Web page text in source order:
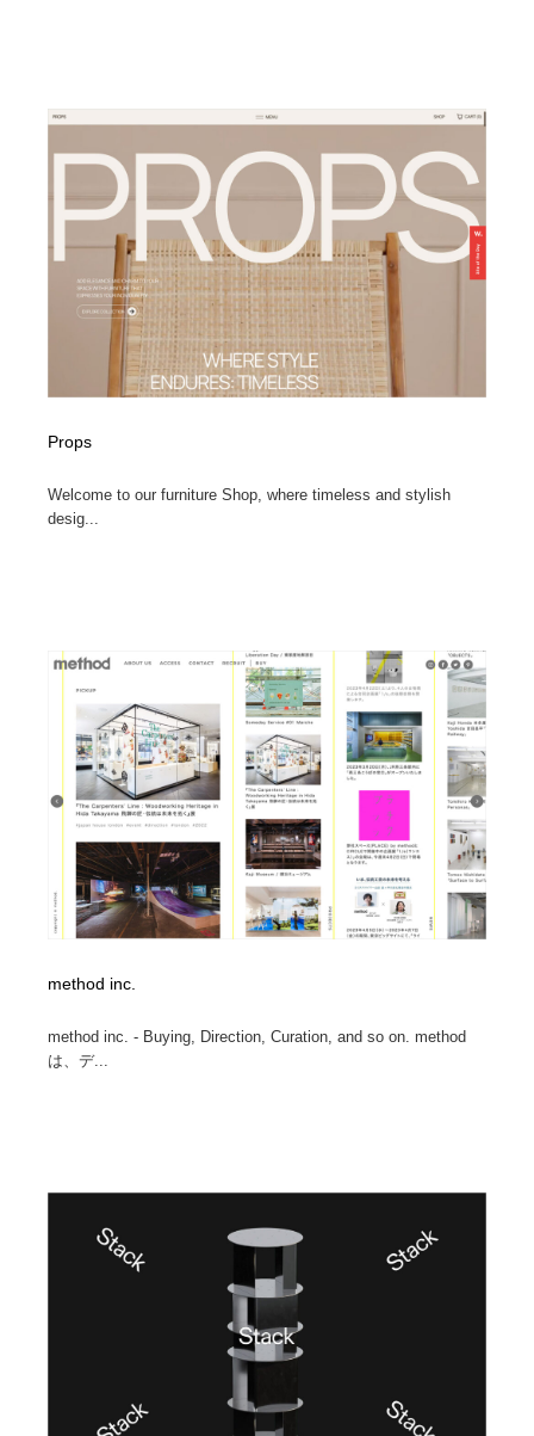
Props
Welcome to our furniture Shop, where timeless and stylish
desig...
method inc.
method inc. - Buying, Direction, Curation, and so on. method
は、デ...